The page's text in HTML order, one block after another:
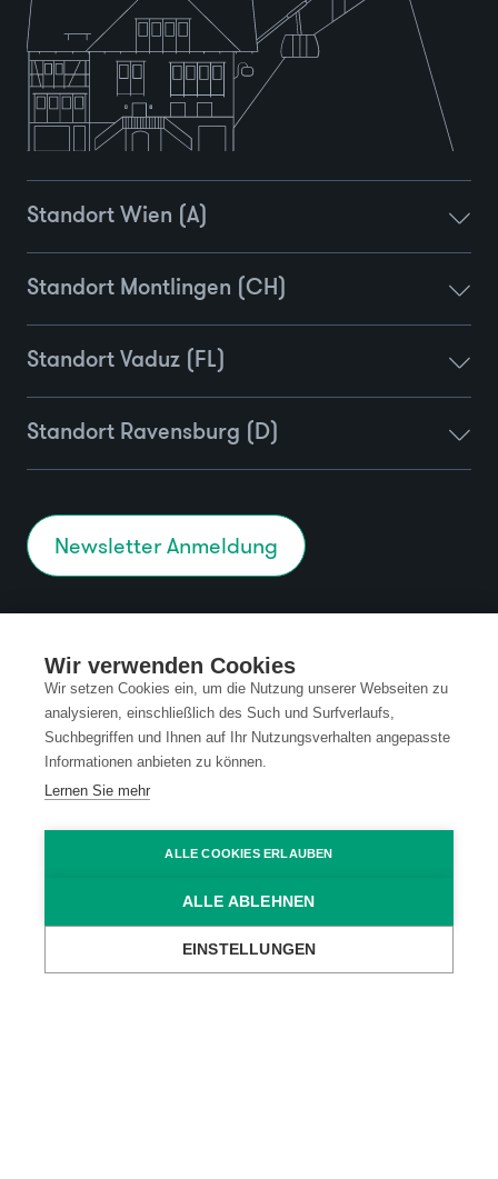
Wir verwenden Cookies
Wir setzen Cookies ein, um die Nutzung unserer Webseiten zu
analysieren, einschließlich des Such und Surfverlaufs,
Suchbegriffen und Ihnen auf Ihr Nutzungsverhalten angepasste
Informationen anbieten zu können.
Lernen Sie mehr
ALLE COOKIES ERLAUBEN
ALLE ABLEHNEN
EINSTELLUNGEN
Standort Wien (A)
Standort Montlingen (CH)
Standort Vaduz (FL)
Standort Ravensburg (D)
Newsletter Anmeldung
Kontakt
Impressum
AGB
Datenschutz
Code of Conduct